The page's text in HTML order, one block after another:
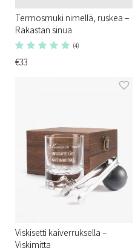
Termosmuki nimellä, ruskea –
Rakastan sinua
(4)
€33
Viskisetti kaiverruksella –
Viskimitta